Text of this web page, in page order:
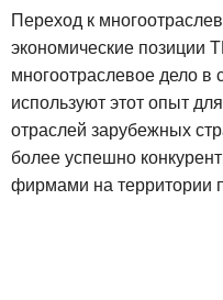
Переход к
экономические позиции
многоотраслевое дело в
используют этот опыт
отраслей зарубежных
более успешно
фирмами на территории